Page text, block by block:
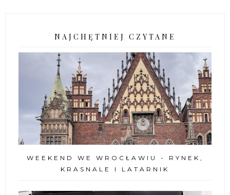
NAJCHĘTNIEJ CZYTANE
WEEKEND WE WROCŁAWIU - RYNEK,
KRASNALE I LATARNIK